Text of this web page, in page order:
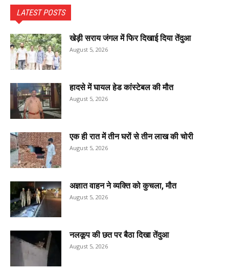
LATEST POSTS
खेड़ी सराय जंगल में फिर दिखाई दिया तेंदुआ
August 5, 2026
हादसे में घायल हेड कांस्टेबल की मौत
August 5, 2026
एक ही रात में तीन घरों से तीन लाख की चोरी
August 5, 2026
अज्ञात वाहन ने व्यक्ति को कुचला, मौत
August 5, 2026
नलकूप की छत पर बैठा दिखा तेंदुआ
August 5, 2026